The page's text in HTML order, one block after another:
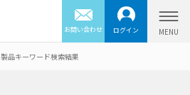
お問い合わせ ログイン
製品キーワード検索結果